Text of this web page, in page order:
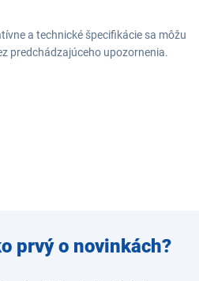
a technické špecifikácie sa môžu
predchádzajúceho upozornenia.
prvý o novinkách?